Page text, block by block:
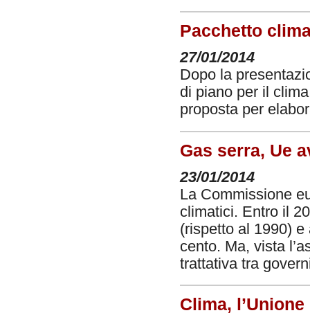
Pacchetto
27/01/2014
Dopo la
di piano per il
proposta per
Gas serra, Ue
23/01/2014
La Commissione
climatici. Entro il
(rispetto al 1990)
cento. Ma, vista
trattativa tra
Clima,